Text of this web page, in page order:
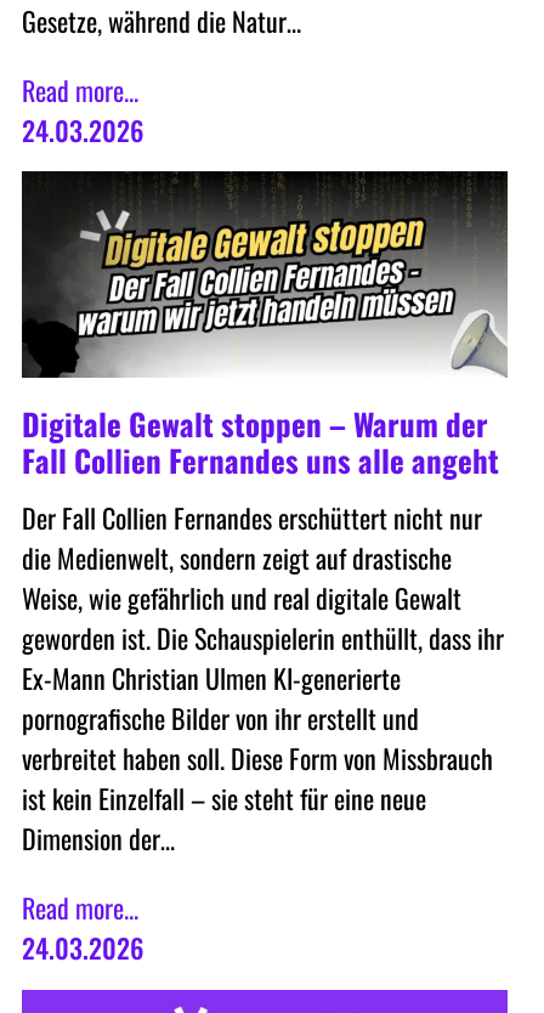
Gesetze, während die Natur…
Read more...
24.03.2026
Digitale Gewalt stoppen – Warum der
Fall Collien Fernandes uns alle angeht
Der Fall Collien Fernandes erschüttert nicht nur
die Medienwelt, sondern zeigt auf drastische
Weise, wie gefährlich und real digitale Gewalt
geworden ist. Die Schauspielerin enthüllt, dass ihr
Ex-Mann Christian Ulmen KI-generierte
pornografische Bilder von ihr erstellt und
verbreitet haben soll. Diese Form von Missbrauch
ist kein Einzelfall – sie steht für eine neue
Dimension der…
Read more...
24.03.2026